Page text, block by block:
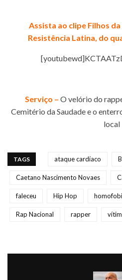
Assista ao clipe Filhos
Resistência Latina, do
Serviço – O velório do
Cemitério da Saudade e o
local
TAGS ataque cardíaco
Caetano Nascimento Novaes
faleceu Hip Hop
Rap Nacional rapper